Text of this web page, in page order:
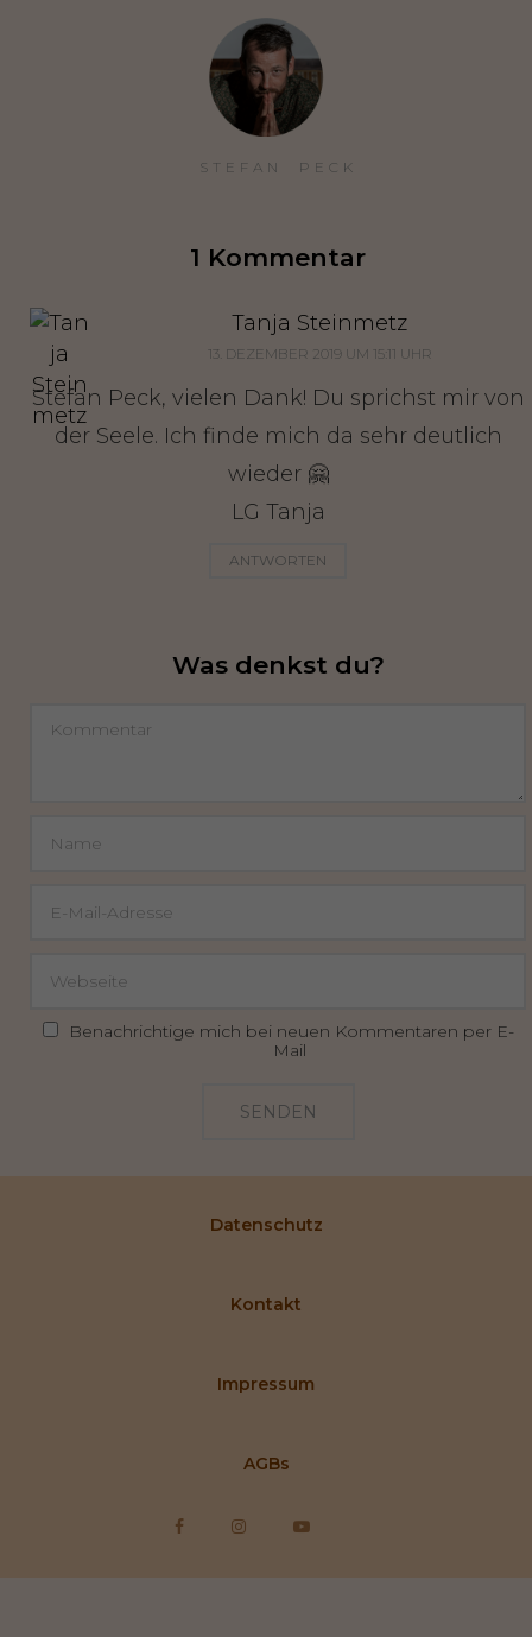
STEFAN  PECK
1 Kommentar
Tanja Steinmetz
13. DEZEMBER 2019 UM 15:11 UHR
Stefan Peck, vielen Dank! Du sprichst mir von
der Seele. Ich finde mich da sehr deutlich
wieder 🤗
LG Tanja
ANTWORTEN
Was denkst du?
Benachrichtige mich bei neuen Kommentaren per E-
Mail
SENDEN
Datenschutz
Kontakt
Impressum
AGBs